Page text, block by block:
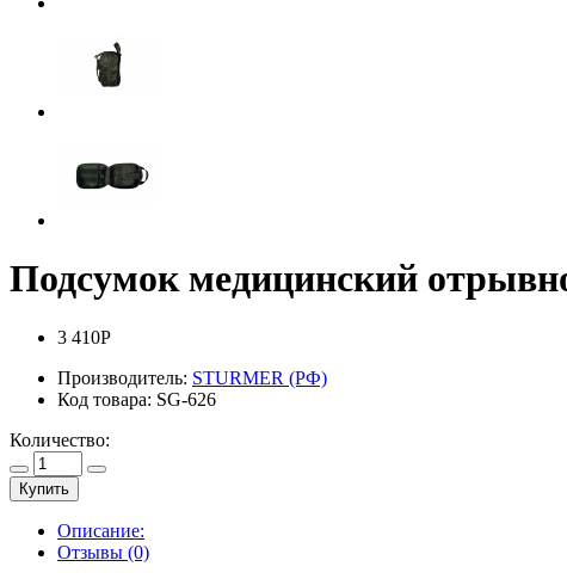
Подсумок медицинский
3 410Р
Производитель: STURMER (РФ)
Код товара: SG-626
Количество:
Купить
Описание:
Отзывы (0)